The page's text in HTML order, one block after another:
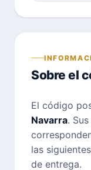
Sobre el
El código
Navarra.
las
de entrega.